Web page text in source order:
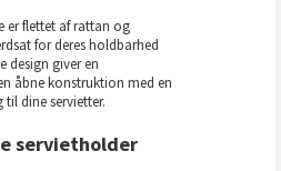
er flettet af rattan og
for deres holdbarhed
design giver en
åbne konstruktion med en
dine servietter.
servietholder